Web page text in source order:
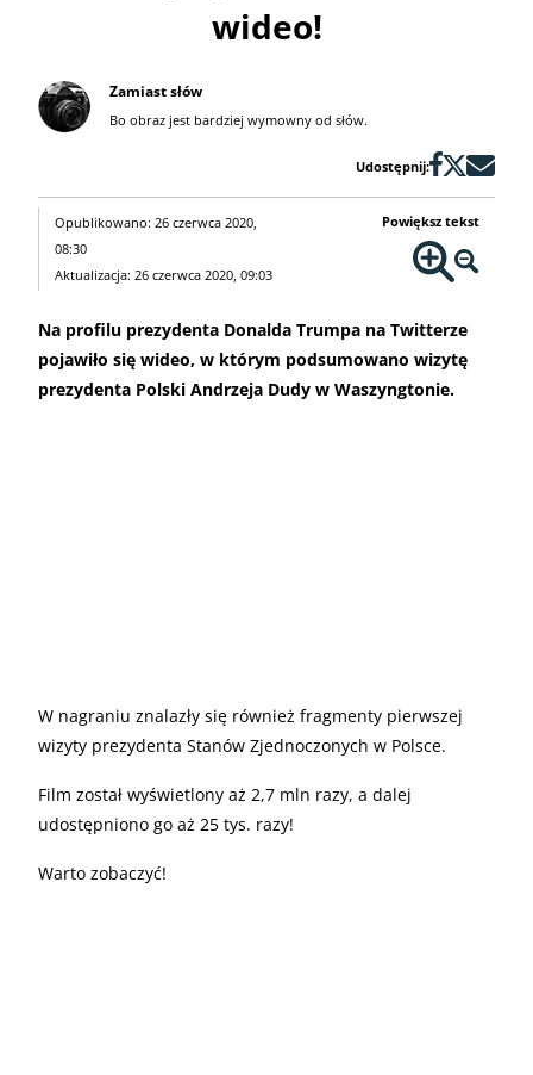
wideo!
Zamiast słów
Bo obraz jest bardziej wymowny od słów.
Udostępnij:
Opublikowano: 26 czerwca 2020,
08:30
Aktualizacja: 26 czerwca 2020, 09:03
Powiększ tekst
Na profilu prezydenta Donalda Trumpa na Twitterze
pojawiło się wideo, w którym podsumowano wizytę
prezydenta Polski Andrzeja Dudy w Waszyngtonie.
W nagraniu znalazły się również fragmenty pierwszej
wizyty prezydenta Stanów Zjednoczonych w Polsce.
Film został wyświetlony aż 2,7 mln razy, a dalej
udostępniono go aż 25 tys. razy!
Warto zobaczyć!